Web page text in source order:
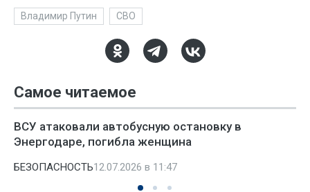
Владимир Путин СВО
Самое читаемое
ВСУ атаковали автобусную остановку в
Энергодаре, погибла женщина
БЕЗОПАСНОСТЬ12.07.2026 в 11:47